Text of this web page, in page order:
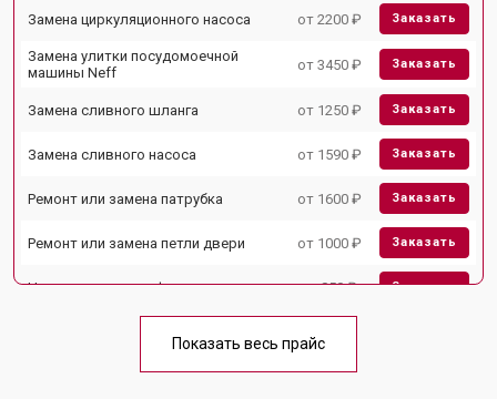
Замена циркуляционного насоса от 2200 ₽ Заказать
Замена улитки посудомоечной
машины Neff
от 3450 ₽ Заказать
Замена сливного шланга от 1250 ₽ Заказать
Замена сливного насоса от 1590 ₽ Заказать
Ремонт или замена патрубка от 1600 ₽ Заказать
Ремонт или замена петли двери от 1000 ₽ Заказать
Чистка заливного фильтра-сеточки от 850 ₽ Заказать
Ремонт теплообменника от 2000 ₽
Показать весь прайс